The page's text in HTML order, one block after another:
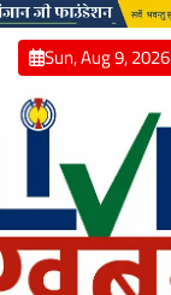
Sun, Aug 9, 2026